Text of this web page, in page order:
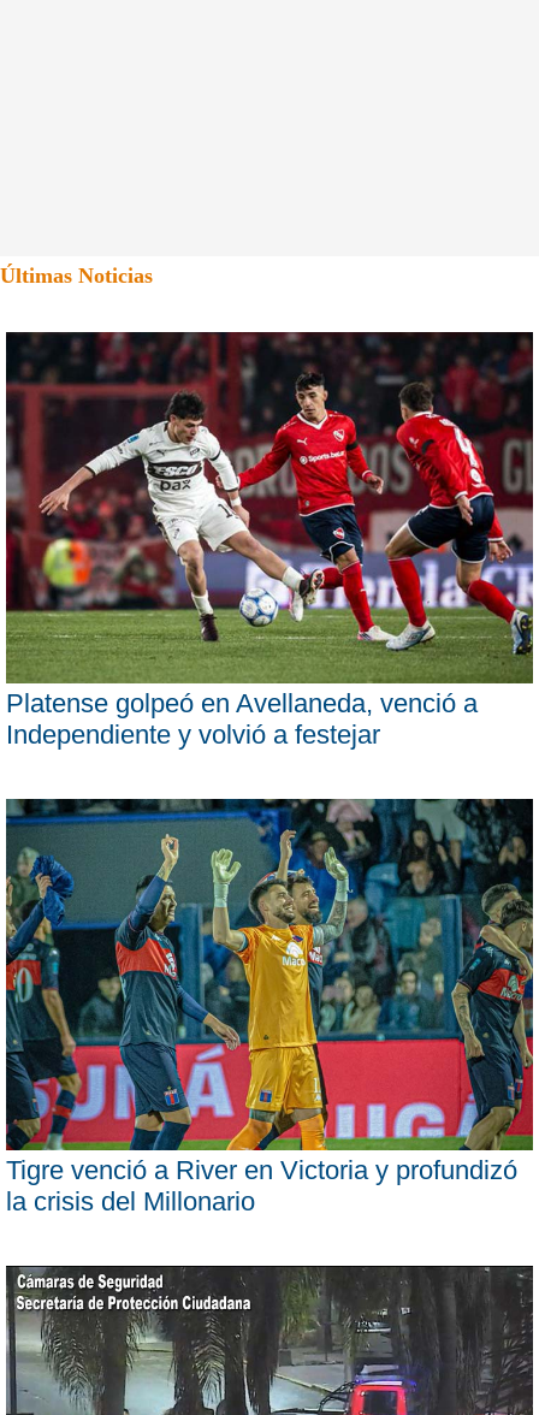
Últimas Noticias
Platense golpeó en Avellaneda, venció a
Independiente y volvió a festejar
Tigre venció a River en Victoria y profundizó
la crisis del Millonario